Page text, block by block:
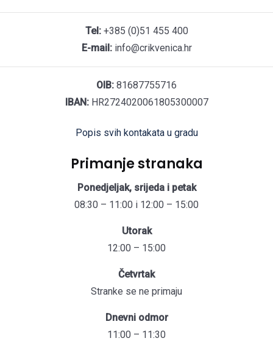
Tel:+385 (0)51 455 400
E-mail:info@crikvenica.hr
OIB: 81687755716
IBAN:HR2724020061805300007
Popis svih kontakata u gradu
Primanje stranaka
Ponedjeljak, srijeda i petak
08:30 – 11:00 i 12:00 – 15:00
Utorak
12:00 – 15:00
Četvrtak
Stranke se ne primaju
Dnevni odmor
11:00 – 11:30